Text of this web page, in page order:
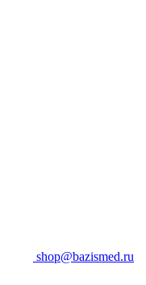
shop@bazismed.ru